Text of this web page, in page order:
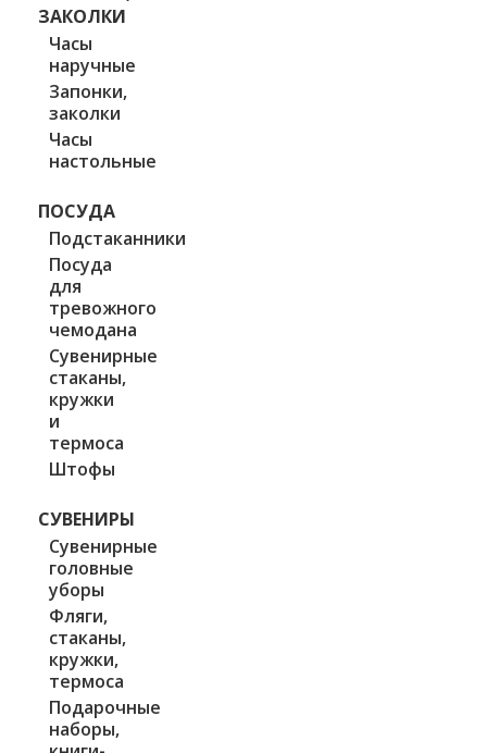
ЗАКОЛКИ
Часы
наручные
Запонки,
заколки
Часы
настольные
ПОСУДА
Подстаканники
Посуда
для
тревожного
чемодана
Сувенирные
стаканы,
кружки
и
термоса
Штофы
СУВЕНИРЫ
Сувенирные
головные
уборы
Фляги,
стаканы,
кружки,
термоса
Подарочные
наборы,